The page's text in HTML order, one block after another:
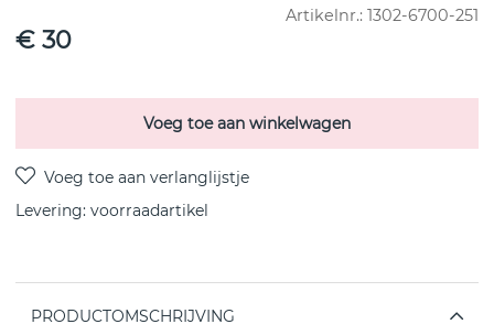
Artikelnr.: 1302-6700-251
€ 30
Voeg toe aan winkelwagen
Levering: voorraadartikel
PRODUCTOMSCHRIJVING